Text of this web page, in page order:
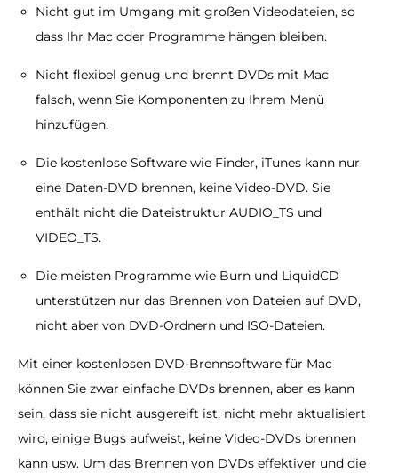
Nicht gut im Umgang mit großen Videodateien, so
dass Ihr Mac oder Programme hängen bleiben.
Nicht flexibel genug und brennt DVDs mit Mac
falsch, wenn Sie Komponenten zu Ihrem Menü
hinzufügen.
Die kostenlose Software wie Finder, iTunes kann nur
eine Daten-DVD brennen, keine Video-DVD. Sie
enthält nicht die Dateistruktur AUDIO_TS und
VIDEO_TS.
Die meisten Programme wie Burn und LiquidCD
unterstützen nur das Brennen von Dateien auf DVD,
nicht aber von DVD-Ordnern und ISO-Dateien.
Mit einer kostenlosen DVD-Brennsoftware für Mac
können Sie zwar einfache DVDs brennen, aber es kann
sein, dass sie nicht ausgereift ist, nicht mehr aktualisiert
wird, einige Bugs aufweist, keine Video-DVDs brennen
kann usw. Um das Brennen von DVDs effektiver und die